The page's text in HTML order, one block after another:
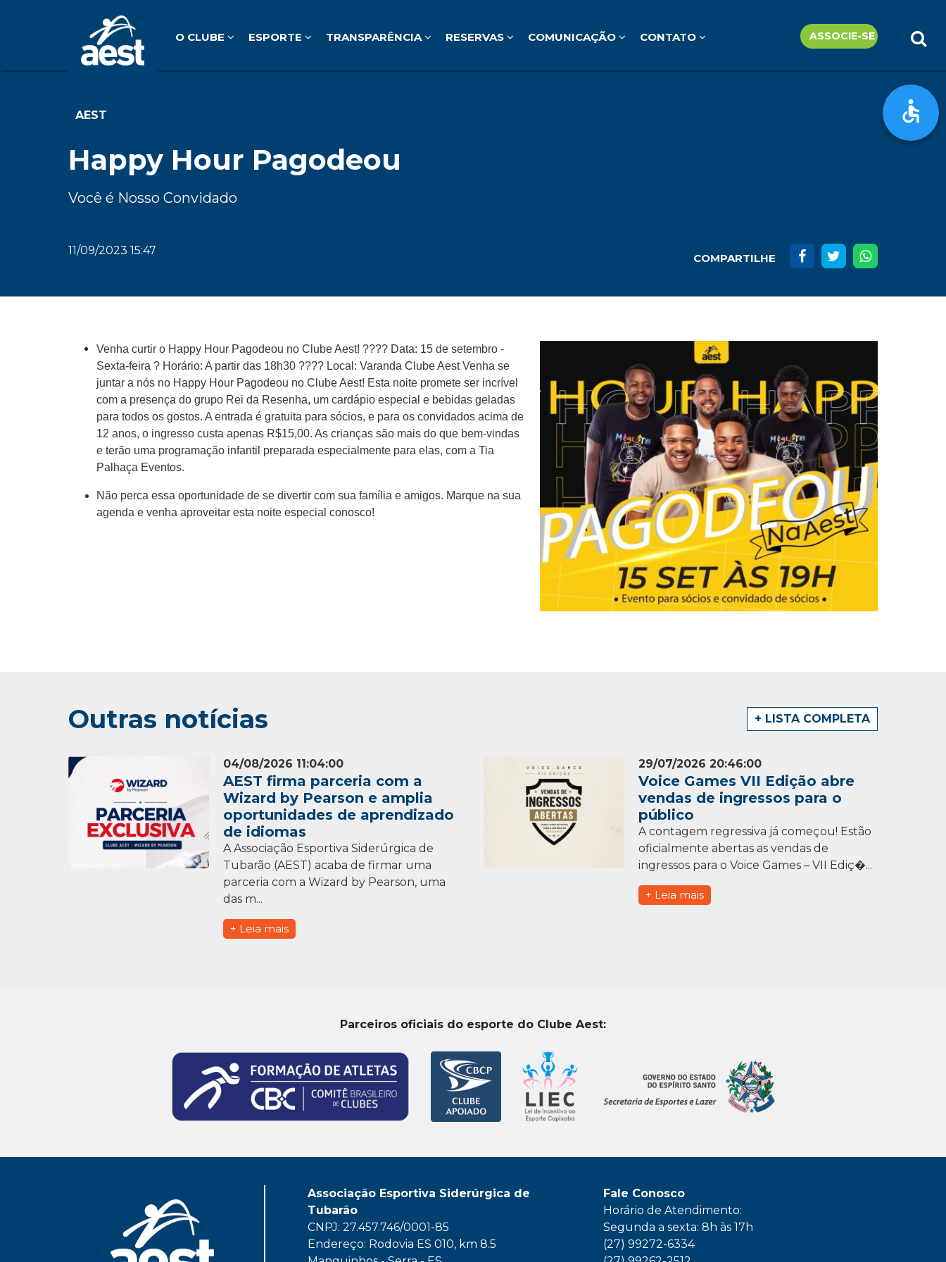
O CLUBE ESPORTE TRANSPARÊNCIA RESERVAS COMUNICAÇÃO CONTATO ASSOCIE-SE
AEST
Happy Hour Pagodeou
Você é Nosso Convidado
11/09/2023 15:47
COMPARTILHE
Venha curtir o Happy Hour Pagodeou no Clube Aest! ???? Data: 15 de setembro -
Sexta-feira ? Horário: A partir das 18h30 ???? Local: Varanda Clube Aest Venha se
juntar a nós no Happy Hour Pagodeou no Clube Aest! Esta noite promete ser incrível
com a presença do grupo Rei da Resenha, um cardápio especial e bebidas geladas
para todos os gostos. A entrada é gratuita para sócios, e para os convidados acima de
12 anos, o ingresso custa apenas R$15,00. As crianças são mais do que bem-vindas
e terão uma programação infantil preparada especialmente para elas, com a Tia
Palhaça Eventos.
Não perca essa oportunidade de se divertir com sua família e amigos. Marque na sua
agenda e venha aproveitar esta noite especial conosco!
Outras notícias + LISTA COMPLETA
04/08/2026 11:04:00
AEST firma parceria com a
Wizard by Pearson e amplia
oportunidades de aprendizado
de idiomas
A Associação Esportiva Siderúrgica de
Tubarão (AEST) acaba de firmar uma
parceria com a Wizard by Pearson, uma
das m...
+ Leia mais
29/07/2026 20:46:00
Voice Games VII Edição abre
vendas de ingressos para o
público
A contagem regressiva já começou! Estão
oficialmente abertas as vendas de
ingressos para o Voice Games – VII Ediç�...
+ Leia mais
Parceiros oficiais do esporte do Clube Aest:
Associação Esportiva Siderúrgica de
Tubarão
CNPJ: 27.457.746/0001-85
Endereço: Rodovia ES 010, km 8.5
Fale Conosco
Horário de Atendimento:
Segunda a sexta: 8h às 17h
(27) 99272-6334